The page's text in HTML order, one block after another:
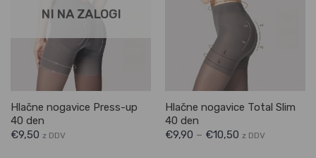
NI NA ZALOGI
Hlačne nogavice Press-up
40 den
€9,50 z DDV
Hlačne nogavice Total Slim
40 den
€9,90 – €10,50 z DDV